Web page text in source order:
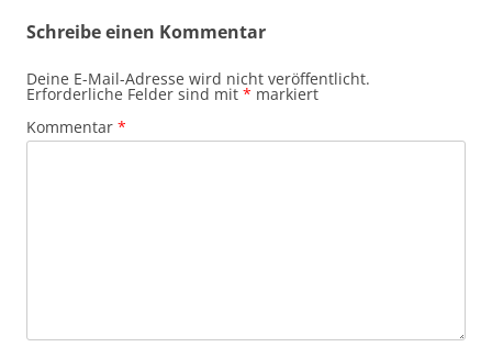
Schreibe einen Kommentar
Deine E-Mail-Adresse wird nicht veröffentlicht.
Erforderliche Felder sind mit * markiert
Kommentar *